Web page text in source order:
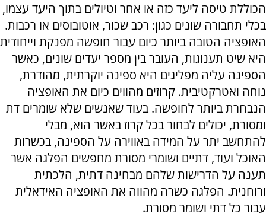
הכוללת טיסה ליעד כזה או אחר וטיולים בתוך היעד עצמו,
בכלי תחבורה שונים כגון: רכב שכור, אוטובוסים או רכבות.
האופציה הטובה ביותר כיום עבור חופשה מפנקת וייחודית
היא שיט תענוגות, העובר בין מספר יעדים שונים, כאשר
הספינה עליה מפליגים היא ספינה יוקרתית, מהודרת,
נוחה ואטרקטיבית. קרוזים מהווים כיום את האופציה
הנבחרת ביותר לחופשה. בעוד שאנשים שלא שומרים דת
ומסורת, יכולים לבחור בכל קרוז באשר הוא, מבלי
להתחשב יתר על המידה באווירה על הספינה, בכשרות
האוכל ועוד, דתיים ושומרי מסורת מחפשים הפלגה אשר
תענה על הדרישות שלהם מבחינה דתית, הלכתית
ורוחנית. הפלגה כשרה מהווה את האופציה האידאלית
עבור כל דתי ושומר מסורת.